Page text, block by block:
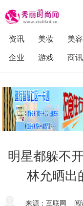
资讯 美妆 美容
企业
游戏 商讯
明星都躲不
林允晒出
来源：互联网 阅